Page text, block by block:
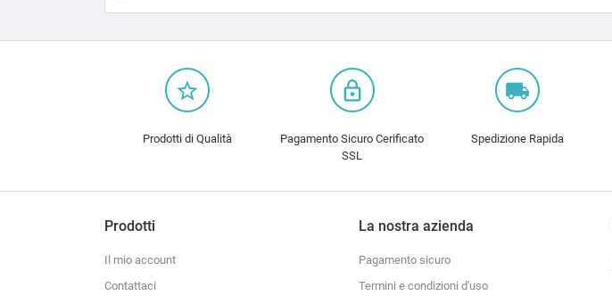
star_border
Prodotti di Qualità
lock_outline
Pagamento Sicuro Cerificato
SSL
local_shipping
Spedizione Rapida
Prodotti
Il mio account
Contattaci
La nostra azienda
Pagamento sicuro
Termini e condizioni d'uso